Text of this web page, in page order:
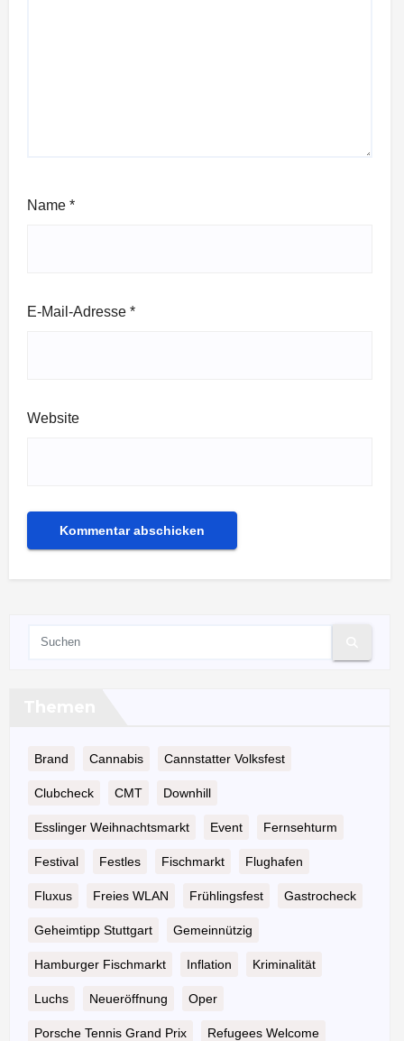
Name *
E-Mail-Adresse *
Website
Brand Cannabis Cannstatter Volksfest
Clubcheck CMT Downhill
Esslinger Weihnachtsmarkt Event Fernsehturm
Festival Festles Fischmarkt Flughafen
Fluxus Freies WLAN Frühlingsfest Gastrocheck
Geheimtipp Stuttgart Gemeinnützig
Hamburger Fischmarkt Inflation Kriminalität
Luchs Neueröffnung Oper
Porsche Tennis Grand Prix Refugees Welcome